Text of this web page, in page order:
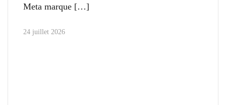
Meta marque
24 juillet 2026